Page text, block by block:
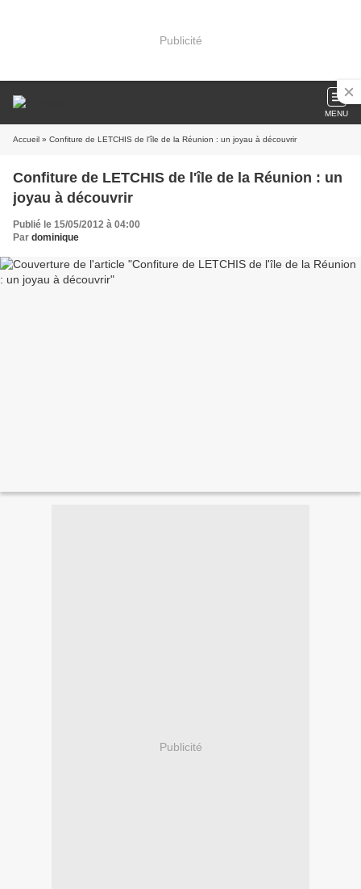
Publicité
MENU
Accueil » Confiture de LETCHIS de l'île de la Réunion : un joyau à découvrir
Confiture de LETCHIS de l'île de la Réunion : un
joyau à découvrir
Publié le 15/05/2012 à 04:00
Par dominique
Publicité